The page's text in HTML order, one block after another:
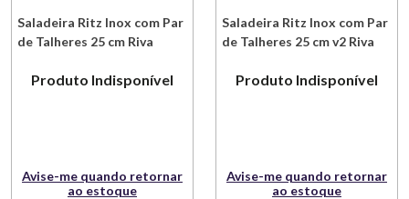
Saladeira Ritz Inox com Par
de Talheres 25 cm Riva
Produto Indisponível
Avise-me quando retornar
ao estoque
Saladeira Ritz Inox com Par
de Talheres 25 cm v2 Riva
Produto Indisponível
Avise-me quando retornar
ao estoque